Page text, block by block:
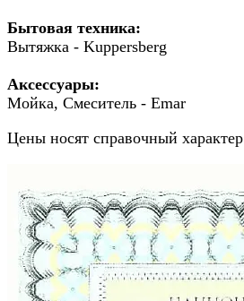
Бытовая техника:
Вытяжка - Kuppersberg
Аксессуары:
Мойка, Смеситель - Emar
Цены носят справочный характер